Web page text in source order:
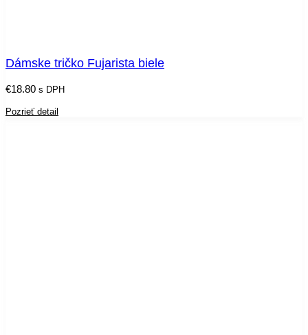
Dámske tričko Fujarista biele
€18.80 s DPH
Pozrieť detail